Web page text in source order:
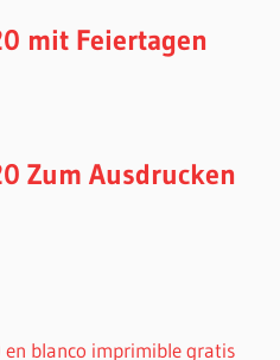
mit Feiertagen
Zum Ausdrucken
blanco imprimible gratis